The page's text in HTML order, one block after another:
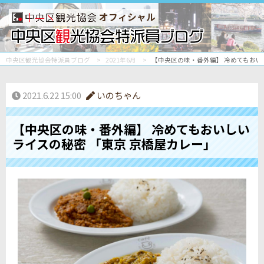
オフィシャル
中央区観光協会特派員ブログ 2021年6月 【中央区の味・番外編】 冷めてもお
2021.6.22 15:00 いのちゃん
【中央区の味・番外編】 冷めてもおいしい
ライスの秘密 「東京 京橋屋カレー」